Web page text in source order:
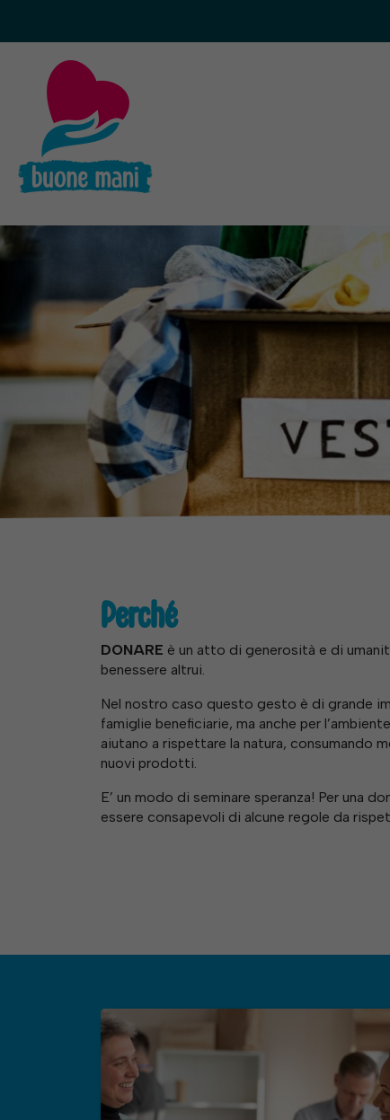
Perché
DONARE è un atto di generosità e di
benessere altrui.
Nel nostro caso questo gesto è di grande
famiglie beneficiarie, ma anche per
aiutano a rispettare la natura, consumando
nuovi prodotti.
E’ un modo di seminare speranza! Per una
essere consapevoli di alcune regole da